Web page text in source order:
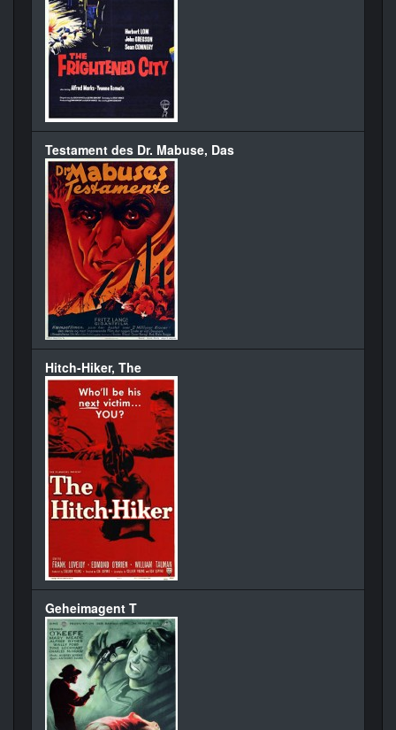
Testament des Dr. Mabuse, Das
Hitch-Hiker, The
Geheimagent T